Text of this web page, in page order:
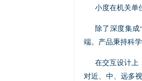
小度在机关单
除了深度集
端。产品秉持科
在交互设计上
对近、中、远多